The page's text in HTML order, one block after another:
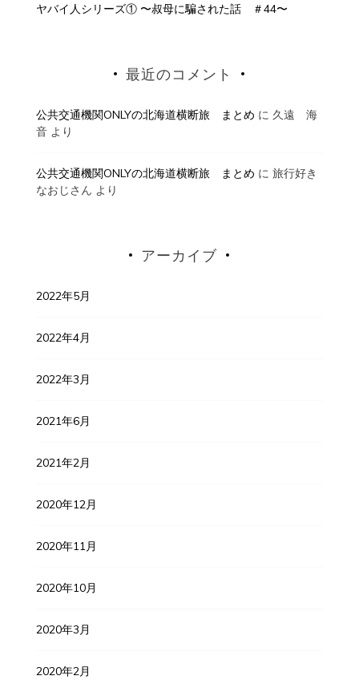
ヤバイ人シリーズ① 〜叔母に騙された話 ＃44〜
最近のコメント
公共交通機関ONLYの北海道横断旅 まとめ に 久遠 海
音より
公共交通機関ONLYの北海道横断旅 まとめ に 旅行好き
なおじさん より
アーカイブ
2022年5月
2022年4月
2022年3月
2021年6月
2021年2月
2020年12月
2020年11月
2020年10月
2020年3月
2020年2月